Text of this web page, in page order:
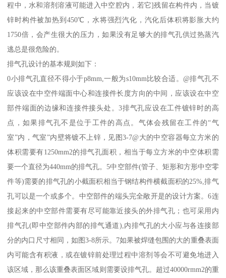
程中，水和溶剂溶液可能进入中空腔内，若它]残留在构件内，当镀
锌时构件被加热到450℃，水将强烈汽化，汽化后体积将影胀大约
1750倍，会产生很大的压力，如果没有足够大的排气孔供过热蒸汽
逃总是很危险的。
排气孔设计的基本规则如下：
0小排气孔直径不得小于p8mm,一般为s10mm比较合适。@排气孔不
应该设在中空件端面中心和连接件长度方向的中间，应该设在中空
部件端面的边缘和连接件接头处。3排气孔应设在工件镀锌时的高
点，如果排气孔不是位于工件的高点。气体会残留在工件的“气
室”内，气室”内壁将镀不上锌，见图3-7@大的中空容器每立方米的
体积需要有1250mm2的排气孔面积，相当于每立方米的中空体积需
要一个直径为440mm的排气孔。5中空部件(管子、矩形和方形中空零
件等)需要的排气孔的小截面积相当于钢结构件横截面积的25%,排气
孔可以是一个或多个。中空部件的端头完全敞开是的设计方案。6连
接起来的中空部件需要有尽可能靠近接头的外排气孔；也可采用内
排气孔(即中空部件内部的排气通道),内排气孔的大小应与各连接部
分的内口尺寸相同，如图3-8所示。7如果被焊缝包围的大的重叠表面
内可能含有积液，或在镀锌前处理过程中溶剂等会不可避免地进入
该区域，那么该重叠表面区域则需要设排气孔。超过40000rmm2的重